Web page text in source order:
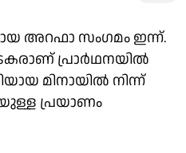
അറഫാ സംഗമം ഇന്ന്.
പ്രാർഥനയിൽ
മിനായിൽ നിന്ന്
പ്രയാണം